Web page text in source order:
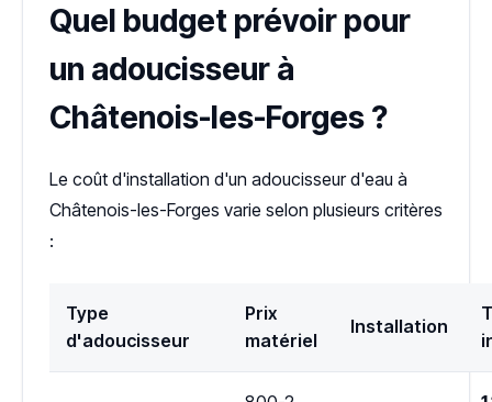
Quel budget prévoir pour
un adoucisseur à
Châtenois-les-Forges ?
Le coût d'installation d'un adoucisseur d'eau à
Châtenois-les-Forges varie selon plusieurs critères
:
Type
d'adoucisseur
Prix
matériel
Installation